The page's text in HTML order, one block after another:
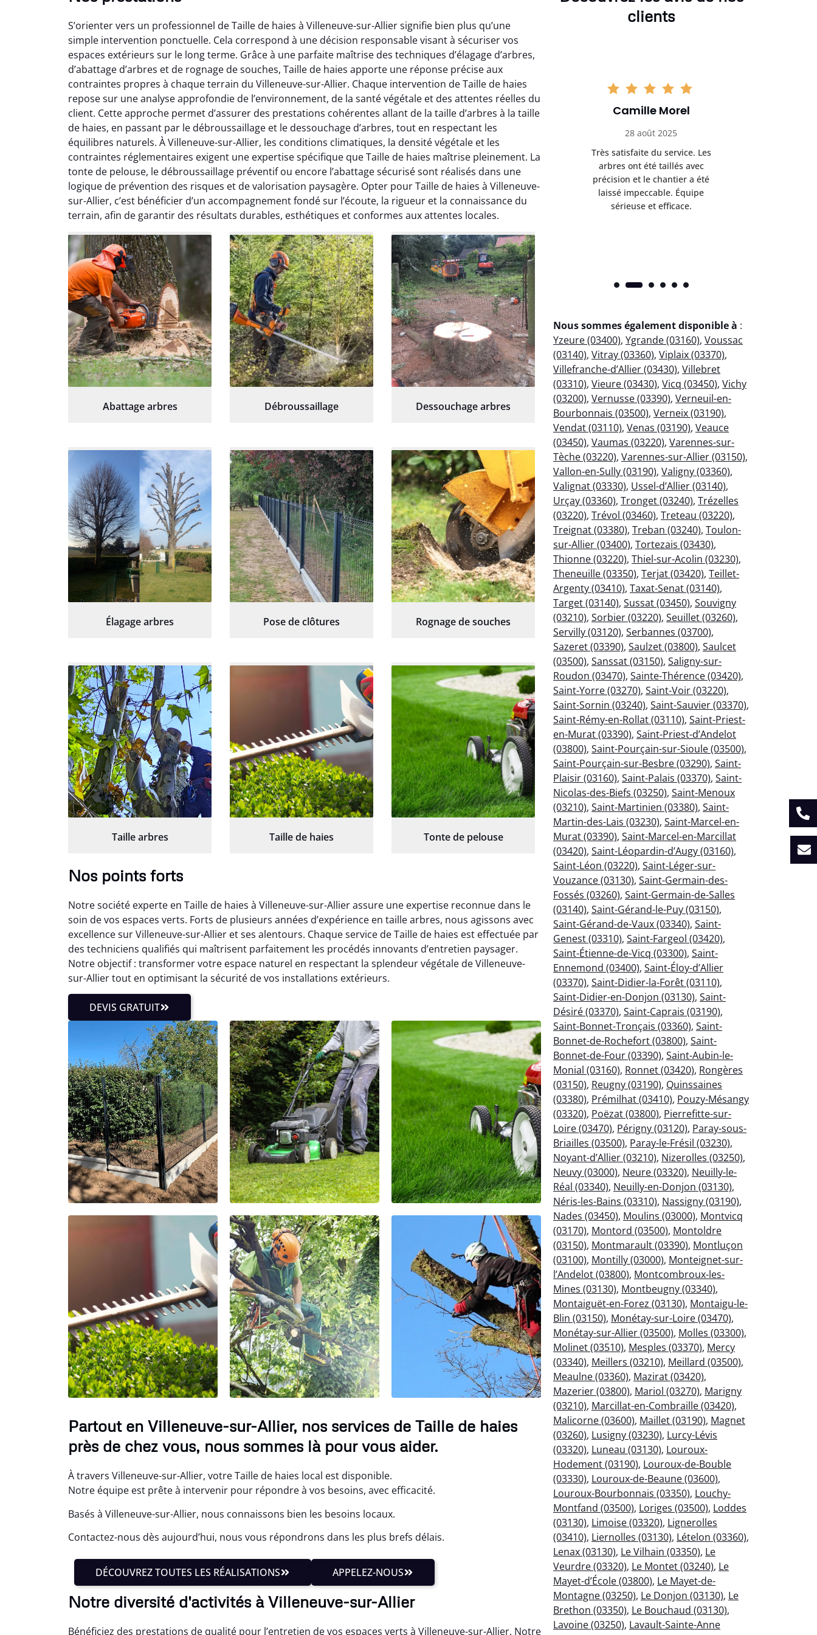
S’orienter vers un professionnel de Taille de haies à Villeneuve-sur-Allier signifie bien plus qu’une
simple intervention ponctuelle. Cela correspond à une décision responsable visant à sécuriser vos
espaces extérieurs sur le long terme. Grâce à une parfaite maîtrise des techniques d’élagage d’arbres,
d’abattage d’arbres et de rognage de souches, Taille de haies apporte une réponse précise aux
contraintes propres à chaque terrain du Villeneuve-sur-Allier. Chaque intervention de Taille de haies
repose sur une analyse approfondie de l’environnement, de la santé végétale et des attentes réelles du
client. Cette approche permet d’assurer des prestations cohérentes allant de la taille d’arbres à la taille
de haies, en passant par le débroussaillage et le dessouchage d’arbres, tout en respectant les
équilibres naturels. À Villeneuve-sur-Allier, les conditions climatiques, la densité végétale et les
contraintes réglementaires exigent une expertise spécifique que Taille de haies maîtrise pleinement. La
tonte de pelouse, le débroussaillage préventif ou encore l’abattage sécurisé sont réalisés dans une
logique de prévention des risques et de valorisation paysagère. Opter pour Taille de haies à Villeneuve-
sur-Allier, c’est bénéficier d’un accompagnement fondé sur l’écoute, la rigueur et la connaissance du
terrain, afin de garantir des résultats durables, esthétiques et conformes aux attentes locales.
Abattage arbres Débroussaillage Dessouchage arbres
Élagage arbres Pose de clôtures Rognage de souches
Taille arbres Taille de haies Tonte de pelouse
Nos points forts
Notre société experte en Taille de haies à Villeneuve-sur-Allier assure une expertise reconnue dans le
soin de vos espaces verts. Forts de plusieurs années d’expérience en taille arbres, nous agissons avec
excellence sur Villeneuve-sur-Allier et ses alentours. Chaque service de Taille de haies est effectuée par
des techniciens qualifiés qui maîtrisent parfaitement les procédés innovants d’entretien paysager.
Notre objectif : transformer votre espace naturel en respectant la splendeur végétale de Villeneuve-
sur-Allier tout en optimisant la sécurité de vos installations extérieurs.
DEVIS GRATUIT
Partout en Villeneuve-sur-Allier, nos services de Taille de haies
près de chez vous, nous sommes là pour vous aider.
À travers Villeneuve-sur-Allier, votre Taille de haies local est disponible.
Notre équipe est prête à intervenir pour répondre à vos besoins, avec efficacité.
Basés à Villeneuve-sur-Allier, nous connaissons bien les besoins locaux.
Contactez-nous dès aujourd’hui, nous vous répondrons dans les plus brefs délais.
DÉCOUVREZ TOUTES LES RÉALISATIONS APPELEZ-NOUS
Notre diversité d'activités à Villeneuve-sur-Allier
Bénéficiez des prestations de qualité pour l’entretien de vos espaces verts à Villeneuve-sur-Allier. Notre
clients
Soraya Benali
07 février 2026
Service irréprochable du
début à la fin. Les arbres ont
été parfaitement entretenus
et le nettoyage après
intervention est impeccable.
Je recommande vivement.
Léandro Vasseur
12 juillet 2025
Intervention rapide et très
professionnelle pour
l’élagage de mes arbres. Le
travail est propre, sécurisé et
parfaitement réalisé. Je
recommande sans hésiter.
Camille Morel
28 août 2025
Très satisfaite du service. Les
arbres ont été taillés avec
précision et le chantier a été
laissé impeccable. Équipe
sérieuse et efficace.
Nous sommes également disponible à :
Yzeure (03400), Ygrande (03160), Voussac
(03140), Vitray (03360), Viplaix (03370),
Villefranche-d’Allier (03430), Villebret
(03310), Vieure (03430), Vicq (03450), Vichy
(03200), Vernusse (03390), Verneuil-en-
Bourbonnais (03500), Verneix (03190),
Vendat (03110), Venas (03190), Veauce
(03450), Vaumas (03220), Varennes-sur-
Tèche (03220), Varennes-sur-Allier (03150),
Vallon-en-Sully (03190), Valigny (03360),
Valignat (03330), Ussel-d’Allier (03140),
Urçay (03360), Tronget (03240), Trézelles
(03220), Trévol (03460), Treteau (03220),
Treignat (03380), Treban (03240), Toulon-
sur-Allier (03400), Tortezais (03430),
Thionne (03220), Thiel-sur-Acolin (03230),
Theneuille (03350), Terjat (03420), Teillet-
Argenty (03410), Taxat-Senat (03140),
Target (03140), Sussat (03450), Souvigny
(03210), Sorbier (03220), Seuillet (03260),
Servilly (03120), Serbannes (03700),
Sazeret (03390), Saulzet (03800), Saulcet
(03500), Sanssat (03150), Saligny-sur-
Roudon (03470), Sainte-Thérence (03420),
Saint-Yorre (03270), Saint-Voir (03220),
Saint-Sornin (03240), Saint-Sauvier (03370),
Saint-Rémy-en-Rollat (03110), Saint-Priest-
en-Murat (03390), Saint-Priest-d’Andelot
(03800), Saint-Pourçain-sur-Sioule (03500),
Saint-Pourçain-sur-Besbre (03290), Saint-
Plaisir (03160), Saint-Palais (03370), Saint-
Nicolas-des-Biefs (03250), Saint-Menoux
(03210), Saint-Martinien (03380), Saint-
Martin-des-Lais (03230), Saint-Marcel-en-
Murat (03390), Saint-Marcel-en-Marcillat
(03420), Saint-Léopardin-d’Augy (03160),
Saint-Léon (03220), Saint-Léger-sur-
Vouzance (03130), Saint-Germain-des-
Fossés (03260), Saint-Germain-de-Salles
(03140), Saint-Gérand-le-Puy (03150),
Saint-Gérand-de-Vaux (03340), Saint-
Genest (03310), Saint-Fargeol (03420),
Saint-Étienne-de-Vicq (03300), Saint-
Ennemond (03400), Saint-Éloy-d’Allier
(03370), Saint-Didier-la-Forêt (03110),
Saint-Didier-en-Donjon (03130), Saint-
Désiré (03370), Saint-Caprais (03190),
Saint-Bonnet-Tronçais (03360), Saint-
Bonnet-de-Rochefort (03800), Saint-
Bonnet-de-Four (03390), Saint-Aubin-le-
Monial (03160), Ronnet (03420), Rongères
(03150), Reugny (03190), Quinssaines
(03380), Prémilhat (03410), Pouzy-Mésangy
(03320), Poëzat (03800), Pierrefitte-sur-
Loire (03470), Périgny (03120), Paray-sous-
Briailles (03500), Paray-le-Frésil (03230),
Noyant-d’Allier (03210), Nizerolles (03250),
Neuvy (03000), Neure (03320), Neuilly-le-
Réal (03340), Neuilly-en-Donjon (03130),
Néris-les-Bains (03310), Nassigny (03190),
Nades (03450), Moulins (03000), Montvicq
(03170), Montord (03500), Montoldre
(03150), Montmarault (03390), Montluçon
(03100), Montilly (03000), Monteignet-sur-
l’Andelot (03800), Montcombroux-les-
Mines (03130), Montbeugny (03340),
Montaiguët-en-Forez (03130), Montaigu-le-
Blin (03150), Monétay-sur-Loire (03470),
Monétay-sur-Allier (03500), Molles (03300),
Molinet (03510), Mesples (03370), Mercy
(03340), Meillers (03210), Meillard (03500),
Meaulne (03360), Mazirat (03420),
Mazerier (03800), Mariol (03270), Marigny
(03210), Marcillat-en-Combraille (03420),
Malicorne (03600), Maillet (03190), Magnet
(03260), Lusigny (03230), Lurcy-Lévis
(03320), Luneau (03130), Louroux-
Hodement (03190), Louroux-de-Bouble
(03330), Louroux-de-Beaune (03600),
Louroux-Bourbonnais (03350), Louchy-
Montfand (03500), Loriges (03500), Loddes
(03130), Limoise (03320), Lignerolles
(03410), Liernolles (03130), Lételon (03360),
Lenax (03130), Le Vilhain (03350), Le
Veurdre (03320), Le Montet (03240), Le
Mayet-d’École (03800), Le Mayet-de-
Montagne (03250), Le Donjon (03130), Le
Brethon (03350), Le Bouchaud (03130),
Lavoine (03250), Lavault-Sainte-Anne